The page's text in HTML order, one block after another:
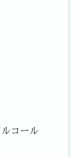
コール